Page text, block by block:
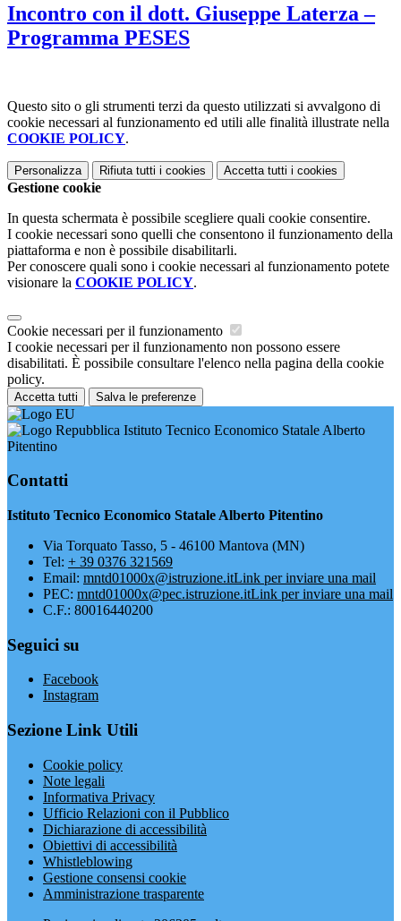
Incontro con il dott. Giuseppe Laterza –
Programma PESES
Questo sito o gli strumenti terzi da questo utilizzati si avvalgono di
cookie necessari al funzionamento ed utili alle finalità illustrate nella
COOKIE POLICY.
Personalizza Rifiuta tutti i cookies Accetta tutti i cookies
Gestione cookie
In questa schermata è possibile scegliere quali cookie consentire.
I cookie necessari sono quelli che consentono il funzionamento della
piattaforma e non è possibile disabilitarli.
Per conoscere quali sono i cookie necessari al funzionamento potete
visionare la COOKIE POLICY.
Cookie necessari per il funzionamento
I cookie necessari per il funzionamento non possono essere
disabilitati. È possibile consultare l'elenco nella pagina della cookie
policy.
Accetta tutti Salva le preferenze
Istituto Tecnico Economico Statale Alberto
Pitentino
Contatti
Istituto Tecnico Economico Statale Alberto Pitentino
Via Torquato Tasso, 5 - 46100 Mantova (MN)
Tel: + 39 0376 321569
Email: mntd01000x@istruzione.itLink per inviare una mail
PEC: mntd01000x@pec.istruzione.itLink per inviare una mail
C.F.: 80016440200
Seguici su
Facebook
Instagram
Sezione Link Utili
Cookie policy
Note legali
Informativa Privacy
Ufficio Relazioni con il Pubblico
Dichiarazione di accessibilità
Obiettivi di accessibilità
Whistleblowing
Gestione consensi cookie
Amministrazione trasparente